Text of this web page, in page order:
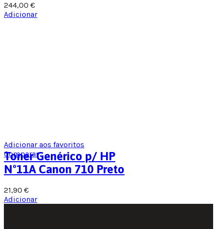
244,00 €
Adicionar
Adicionar aos favoritos
Comparar
Toner Genérico p/ HP
Nº11A Canon 710 Preto
21,90 €
Adicionar